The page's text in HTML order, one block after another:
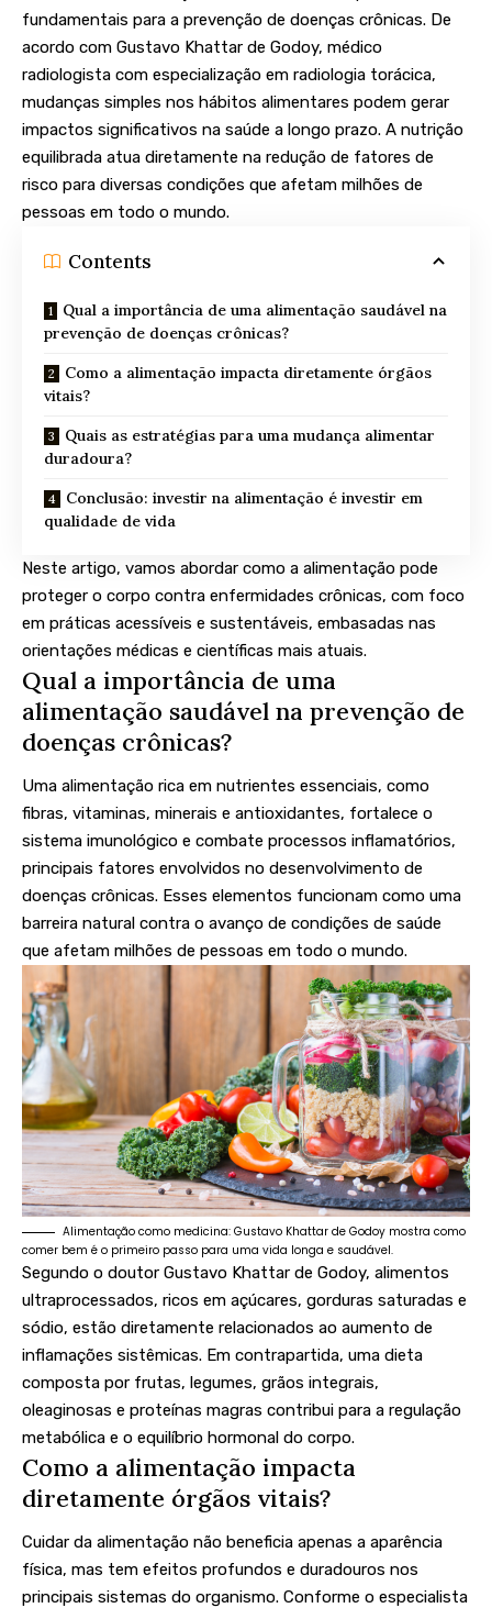
fundamentais para a prevenção de doenças crônicas. De
acordo com Gustavo Khattar de Godoy, médico
radiologista com especialização em radiologia torácica,
mudanças simples nos hábitos alimentares podem gerar
impactos significativos na saúde a longo prazo. A nutrição
equilibrada atua diretamente na redução de fatores de
risco para diversas condições que afetam milhões de
pessoas em todo o mundo.
Contents
Qual a importância de uma alimentação saudável na
prevenção de doenças crônicas?
Como a alimentação impacta diretamente órgãos
vitais?
Quais as estratégias para uma mudança alimentar
duradoura?
Conclusão: investir na alimentação é investir em
qualidade de vida
Neste artigo, vamos abordar como a alimentação pode
proteger o corpo contra enfermidades crônicas, com foco
em práticas acessíveis e sustentáveis, embasadas nas
orientações médicas e científicas mais atuais.
Qual a importância de uma
alimentação saudável na prevenção de
doenças crônicas?
Uma alimentação rica em nutrientes essenciais, como
fibras, vitaminas, minerais e antioxidantes, fortalece o
sistema imunológico e combate processos inflamatórios,
principais fatores envolvidos no desenvolvimento de
doenças crônicas. Esses elementos funcionam como uma
barreira natural contra o avanço de condições de saúde
que afetam milhões de pessoas em todo o mundo.
Alimentação como medicina: Gustavo Khattar de Godoy mostra como
comer bem é o primeiro passo para uma vida longa e saudável.
Segundo o doutor Gustavo Khattar de Godoy, alimentos
ultraprocessados, ricos em açúcares, gorduras saturadas e
sódio, estão diretamente relacionados ao aumento de
inflamações sistêmicas. Em contrapartida, uma dieta
composta por frutas, legumes, grãos integrais,
oleaginosas e proteínas magras contribui para a regulação
metabólica e o equilíbrio hormonal do corpo.
Como a alimentação impacta
diretamente órgãos vitais?
Cuidar da alimentação não beneficia apenas a aparência
física, mas tem efeitos profundos e duradouros nos
principais sistemas do organismo. Conforme o especialista